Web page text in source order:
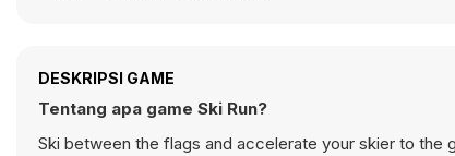
DESKRIPSI GAME
Tentang apa game Ski Run?
Ski between the flags and accelerate your skier to the